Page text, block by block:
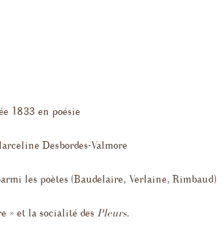
1833 en poésie
Desbordes-Valmore
les poètes (Baudelaire, Verlaine, Rimbaud)
» et la socialité desPleurs.